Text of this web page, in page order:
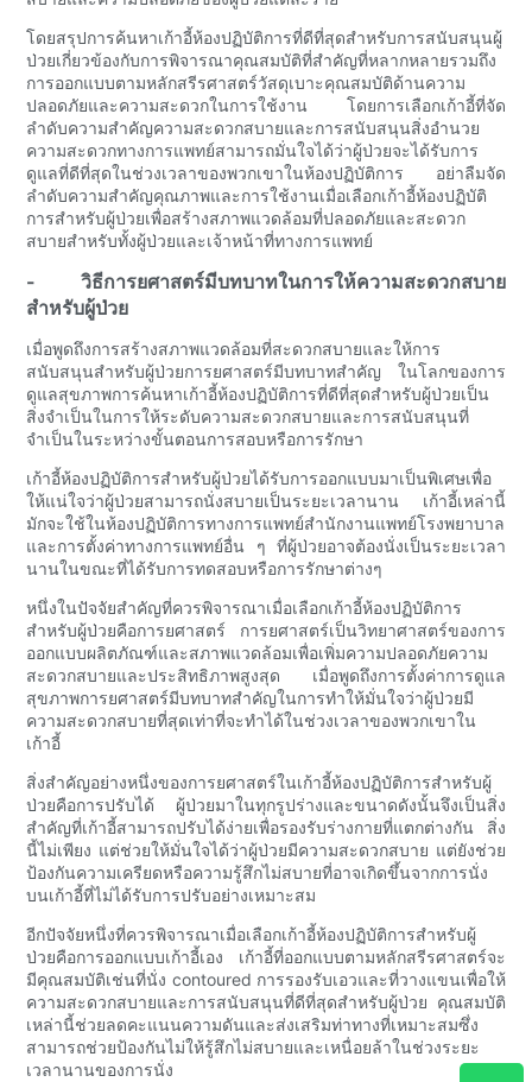
โดยสรุปการค้นหาเก้าอี้ห้องปฏิบัติการที่ดีที่สุดสำหรับการสนับสนุนผู้
ป่วยเกี่ยวข้องกับการพิจารณาคุณสมบัติที่สำคัญที่หลากหลายรวมถึง
การออกแบบตามหลักสรีรศาสตร์วัสดุเบาะคุณสมบัติด้านความ
ปลอดภัยและความสะดวกในการใช้งาน โดยการเลือกเก้าอี้ที่จัด
ลำดับความสำคัญความสะดวกสบายและการสนับสนุนสิ่งอำนวย
ความสะดวกทางการแพทย์สามารถมั่นใจได้ว่าผู้ป่วยจะได้รับการ
ดูแลที่ดีที่สุดในช่วงเวลาของพวกเขาในห้องปฏิบัติการ อย่าลืมจัด
ลำดับความสำคัญคุณภาพและการใช้งานเมื่อเลือกเก้าอี้ห้องปฏิบัติ
การสำหรับผู้ป่วยเพื่อสร้างสภาพแวดล้อมที่ปลอดภัยและสะดวก
สบายสำหรับทั้งผู้ป่วยและเจ้าหน้าที่ทางการแพทย์
- วิธีการยศาสตร์มีบทบาทในการให้ความสะดวกสบาย
สำหรับผู้ป่วย
เมื่อพูดถึงการสร้างสภาพแวดล้อมที่สะดวกสบายและให้การ
สนับสนุนสำหรับผู้ป่วยการยศาสตร์มีบทบาทสำคัญ ในโลกของการ
ดูแลสุขภาพการค้นหาเก้าอี้ห้องปฏิบัติการที่ดีที่สุดสำหรับผู้ป่วยเป็น
สิ่งจำเป็นในการให้ระดับความสะดวกสบายและการสนับสนุนที่
จำเป็นในระหว่างขั้นตอนการสอบหรือการรักษา
เก้าอี้ห้องปฏิบัติการสำหรับผู้ป่วยได้รับการออกแบบมาเป็นพิเศษเพื่อ
ให้แน่ใจว่าผู้ป่วยสามารถนั่งสบายเป็นระยะเวลานาน เก้าอี้เหล่านี้
มักจะใช้ในห้องปฏิบัติการทางการแพทย์สำนักงานแพทย์โรงพยาบาล
และการตั้งค่าทางการแพทย์อื่น ๆ ที่ผู้ป่วยอาจต้องนั่งเป็นระยะเวลา
นานในขณะที่ได้รับการทดสอบหรือการรักษาต่างๆ
หนึ่งในปัจจัยสำคัญที่ควรพิจารณาเมื่อเลือกเก้าอี้ห้องปฏิบัติการ
สำหรับผู้ป่วยคือการยศาสตร์ การยศาสตร์เป็นวิทยาศาสตร์ของการ
ออกแบบผลิตภัณฑ์และสภาพแวดล้อมเพื่อเพิ่มความปลอดภัยความ
สะดวกสบายและประสิทธิภาพสูงสุด เมื่อพูดถึงการตั้งค่าการดูแล
สุขภาพการยศาสตร์มีบทบาทสำคัญในการทำให้มั่นใจว่าผู้ป่วยมี
ความสะดวกสบายที่สุดเท่าที่จะทำได้ในช่วงเวลาของพวกเขาใน
เก้าอี้
สิ่งสำคัญอย่างหนึ่งของการยศาสตร์ในเก้าอี้ห้องปฏิบัติการสำหรับผู้
ป่วยคือการปรับได้ ผู้ป่วยมาในทุกรูปร่างและขนาดดังนั้นจึงเป็นสิ่ง
สำคัญที่เก้าอี้สามารถปรับได้ง่ายเพื่อรองรับร่างกายที่แตกต่างกัน สิ่ง
นี้ไม่เพียง แต่ช่วยให้มั่นใจได้ว่าผู้ป่วยมีความสะดวกสบาย แต่ยังช่วย
ป้องกันความเครียดหรือความรู้สึกไม่สบายที่อาจเกิดขึ้นจากการนั่ง
บนเก้าอี้ที่ไม่ได้รับการปรับอย่างเหมาะสม
อีกปัจจัยหนึ่งที่ควรพิจารณาเมื่อเลือกเก้าอี้ห้องปฏิบัติการสำหรับผู้
ป่วยคือการออกแบบเก้าอี้เอง เก้าอี้ที่ออกแบบตามหลักสรีรศาสตร์จะ
มีคุณสมบัติเช่นที่นั่ง contoured การรองรับเอวและที่วางแขนเพื่อให้
ความสะดวกสบายและการสนับสนุนที่ดีที่สุดสำหรับผู้ป่วย คุณสมบัติ
เหล่านี้ช่วยลดคะแนนความดันและส่งเสริมท่าทางที่เหมาะสมซึ่ง
สามารถช่วยป้องกันไม่ให้รู้สึกไม่สบายและเหนื่อยล้าในช่วงระยะ
เวลานานของการนั่ง